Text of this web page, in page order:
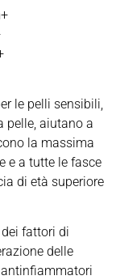
le pelli sensibili,
pelle, aiutano a
la massima
e a tutte le fasce
di età superiore
fattori di
delle